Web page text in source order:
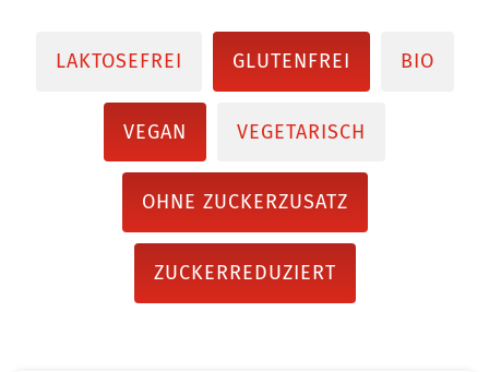
LAKTOSEFREI GLUTENFREI BIO
VEGAN VEGETARISCH
OHNE ZUCKERZUSATZ
ZUCKERREDUZIERT